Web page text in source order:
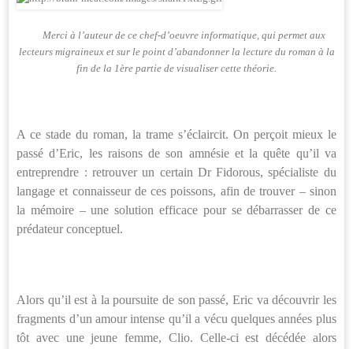
Merci à l’auteur de ce chef-d’oeuvre informatique, qui permet aux
lecteurs migraineux et sur le point d’abandonner la lecture du roman à la
fin de la 1ère partie de visualiser cette théorie.
A ce stade du roman, la trame s’éclaircit. On perçoit mieux le
passé d’Eric, les raisons de son amnésie et la quête qu’il va
entreprendre : retrouver un certain Dr Fidorous, spécialiste du
langage et connaisseur de ces poissons, afin de trouver – sinon
la mémoire – une solution efficace pour se débarrasser de ce
prédateur conceptuel.
Alors qu’il est à la poursuite de son passé, Eric va découvrir les
fragments d’un amour intense qu’il a vécu quelques années plus
tôt avec une jeune femme, Clio. Celle-ci est décédée alors